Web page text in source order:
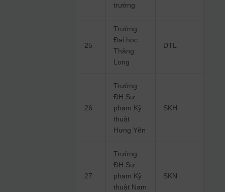
trường
25
Trường
Đại học
Thăng
Long
DTL
26
Trường
ĐH Sư
phạm Kỹ
thuật
Hưng Yên
SKH
27
Trường
ĐH Sư
phạm Kỹ
thuật Nam
SKN